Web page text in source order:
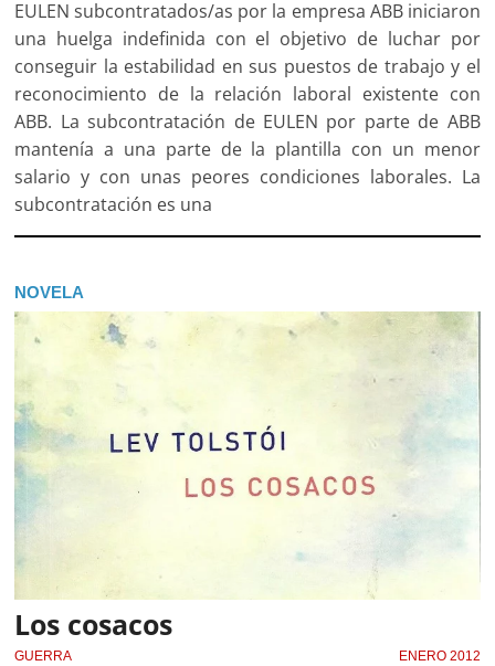
EULEN subcontratados/as por la empresa ABB iniciaron
una huelga indefinida con el objetivo de luchar por
conseguir la estabilidad en sus puestos de trabajo y el
reconocimiento de la relación laboral existente con
ABB. La subcontratación de EULEN por parte de ABB
mantenía a una parte de la plantilla con un menor
salario y con unas peores condiciones laborales. La
subcontratación es una
NOVELA
Los cosacos
GUERRA ENERO 2012